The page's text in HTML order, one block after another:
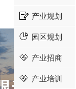
产业规划
园区规划
产业招商
产业培训